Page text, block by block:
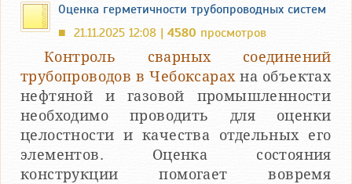
Оценка герметичности трубопроводных систем
■ 21.11.2025 12:08 | 4580 просмотров
Контроль сварных соединений
трубопроводов в Чебоксарах на объектах
нефтяной и газовой промышленности
необходимо проводить для оценки
целостности и качества отдельных его
элементов. Оценка состояния
конструкции помогает вовремя